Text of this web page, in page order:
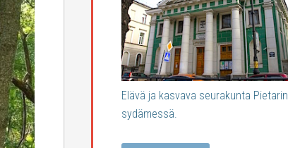
Elävä ja kasvava seurakunta Pietarin
sydämessä.